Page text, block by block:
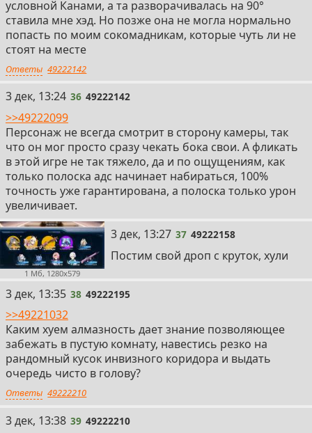
условной Канами, а та разворачивалась на 90°
ставила мне хэд. Но позже она не могла нормально
попасть по моим сокомадникам, которые чуть ли не
стоят на месте
Ответы 49222142
36
3 дек, 13:24 36 49222142
>>49222099
Персонаж не всегда смотрит в сторону камеры, так
что он мог просто сразу чекать бока свои. А фликать
в этой игре не так тяжело, да и по ощущениям, как
только полоска адс начинает набираться, 100%
точность уже гарантирована, а полоска только урон
увеличивает.
1 Мб, 1280x579
37
3 дек, 13:27 37 49222158
Постим свой дроп с круток, хули
38
3 дек, 13:35 38 49222195
>>49221032
Каким хуем алмазность дает знание позволяющее
забежать в пустую комнату, навестись резко на
рандомный кусок инвизного коридора и выдать
очередь чисто в голову?
Ответы 49222210
39
3 дек, 13:38 39 49222210